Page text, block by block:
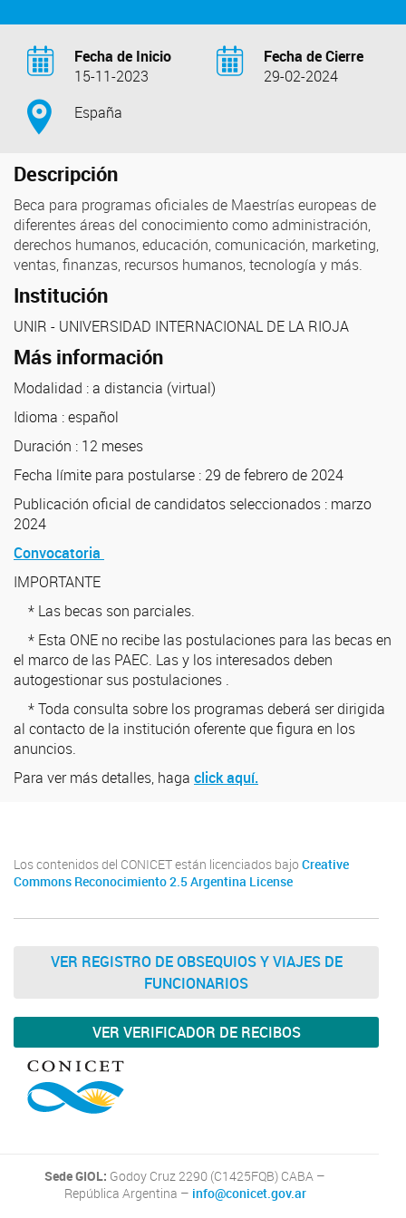
Fecha de Inicio
15-11-2023
Fecha de Cierre
29-02-2024
España
Descripción
Beca para programas oficiales de Maestrías europeas de
diferentes áreas del conocimiento como administración,
derechos humanos, educación, comunicación, marketing,
ventas, finanzas, recursos humanos, tecnología y más.
Institución
UNIR - UNIVERSIDAD INTERNACIONAL DE LA RIOJA
Más información
Modalidad : a distancia (virtual)
Idioma : español
Duración : 12 meses
Fecha límite para postularse : 29 de febrero de 2024
Publicación oficial de candidatos seleccionados : marzo
2024
Convocatoria
IMPORTANTE
* Las becas son parciales.
* Esta ONE no recibe las postulaciones para las becas en
el marco de las PAEC. Las y los interesados deben
autogestionar sus postulaciones .
* Toda consulta sobre los programas deberá ser dirigida
al contacto de la institución oferente que figura en los
anuncios.
Para ver más detalles, haga click aquí.
Los contenidos del CONICET están licenciados bajo Creative
Commons Reconocimiento 2.5 Argentina License
VER REGISTRO DE OBSEQUIOS Y VIAJES DE
FUNCIONARIOS
VER VERIFICADOR DE RECIBOS
Sede GIOL: Godoy Cruz 2290 (C1425FQB) CABA –
República Argentina – info@conicet.gov.ar